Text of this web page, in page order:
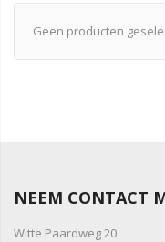
Geen producten
NEEM CONTACT
Witte Paardweg 20